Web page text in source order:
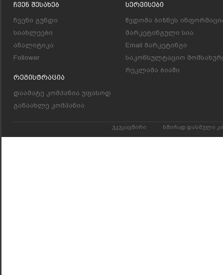
Ჩვენ Შესახებ
ჩვენი გუნდი
სიახლეები
ანალიტიკა
Follower
Რეგისტრაცია
დაამატე კომპანია უფასოდ
განაახლე კომპანია
Სერვისები
წვდომა ბიზნეს
მარკეტინგული სია
Email მარკეტინგი
საკონსულტაციო
რეკლამა ბიაში
უკუკავშირი ხშირად დასმული